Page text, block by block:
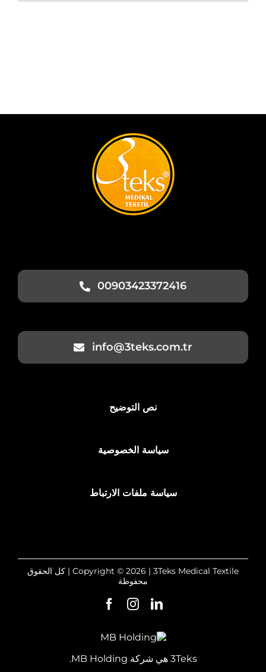
00903423372416
info@3teks.com.tr
نص التوضيح
سياسة الخصوصية
سياسة ملفات الارتباط
Copyright © 2026 | 3Teks Medical Textile | كل الحقوق
محفوظة
3Teks هي شركة MB Holding.